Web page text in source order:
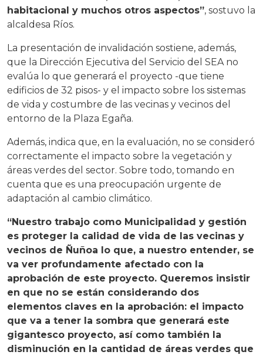
habitacional y muchos otros aspectos”, sostuvo la
alcaldesa Ríos.
La presentación de invalidación sostiene, además,
que la Dirección Ejecutiva del Servicio del SEA no
evalúa lo que generará el proyecto -que tiene
edificios de 32 pisos- y el impacto sobre los sistemas
de vida y costumbre de las vecinas y vecinos del
entorno de la Plaza Egaña.
Además, indica que, en la evaluación, no se consideró
correctamente el impacto sobre la vegetación y
áreas verdes del sector. Sobre todo, tomando en
cuenta que es una preocupación urgente de
adaptación al cambio climático.
“Nuestro trabajo como Municipalidad y gestión
es proteger la calidad de vida de las vecinas y
vecinos de Ñuñoa lo que, a nuestro entender, se
va ver profundamente afectado con la
aprobación de este proyecto. Queremos insistir
en que no se están considerando dos
elementos claves en la aprobación: el impacto
que va a tener la sombra que generará este
gigantesco proyecto, así como también la
disminución en la cantidad de áreas verdes que